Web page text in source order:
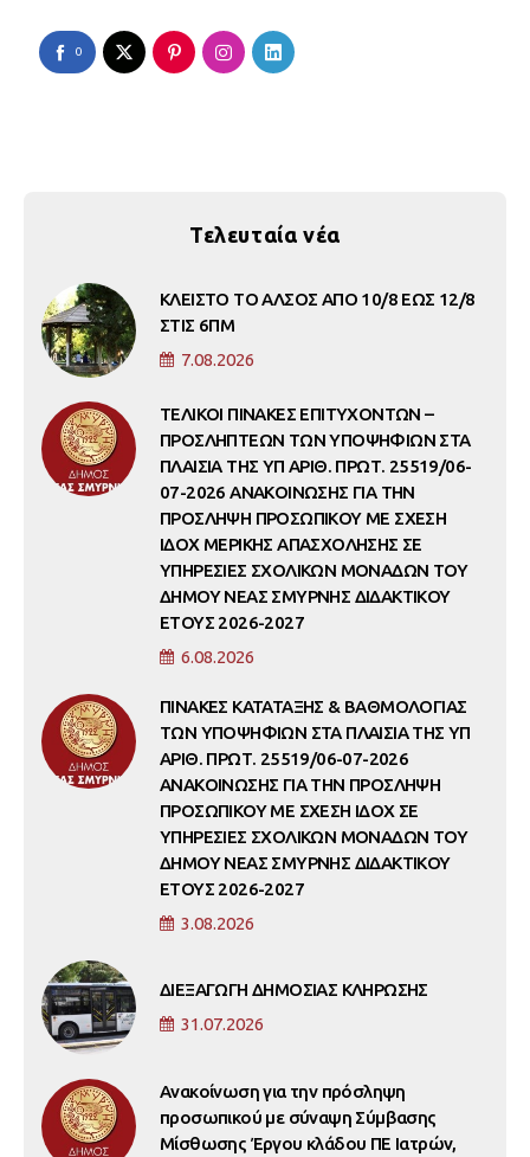
0
Τελευταία νέα
ΚΛΕΙΣΤΟ ΤΟ ΑΛΣΟΣ ΑΠΟ 10/8 ΕΩΣ 12/8
ΣΤΙΣ 6ΠΜ
7.08.2026
ΤΕΛΙΚΟΙ ΠΙΝΑΚΕΣ ΕΠΙΤΥΧΟΝΤΩΝ –
ΠΡΟΣΛΗΠΤΕΩΝ ΤΩΝ ΥΠΟΨΗΦΙΩΝ ΣΤΑ
ΠΛΑΙΣΙΑ ΤΗΣ ΥΠ ΑΡΙΘ. ΠΡΩΤ. 25519/06-
07-2026 ΑΝΑΚΟΙΝΩΣΗΣ ΓΙΑ ΤΗΝ
ΠΡΟΣΛΗΨΗ ΠΡΟΣΩΠΙΚΟΥ ΜΕ ΣΧΕΣΗ
ΙΔΟΧ ΜΕΡΙΚΗΣ ΑΠΑΣΧΟΛΗΣΗΣ ΣΕ
ΥΠΗΡΕΣΙΕΣ ΣΧΟΛΙΚΩΝ ΜΟΝΑΔΩΝ ΤΟΥ
ΔΗΜΟΥ ΝΕΑΣ ΣΜΥΡΝΗΣ ΔΙΔΑΚΤΙΚΟΥ
ΕΤΟΥΣ 2026-2027
6.08.2026
ΠΙΝΑΚΕΣ ΚΑΤΑΤΑΞΗΣ & ΒΑΘΜΟΛΟΓΙΑΣ
ΤΩΝ ΥΠΟΨΗΦΙΩΝ ΣΤΑ ΠΛΑΙΣΙΑ ΤΗΣ ΥΠ
ΑΡΙΘ. ΠΡΩΤ. 25519/06-07-2026
ΑΝΑΚΟΙΝΩΣΗΣ ΓΙΑ ΤΗΝ ΠΡΟΣΛΗΨΗ
ΠΡΟΣΩΠΙΚΟΥ ΜΕ ΣΧΕΣΗ ΙΔΟΧ ΣΕ
ΥΠΗΡΕΣΙΕΣ ΣΧΟΛΙΚΩΝ ΜΟΝΑΔΩΝ ΤΟΥ
ΔΗΜΟΥ ΝΕΑΣ ΣΜΥΡΝΗΣ ΔΙΔΑΚΤΙΚΟΥ
ΕΤΟΥΣ 2026-2027
3.08.2026
ΔΙΕΞΑΓΩΓΗ ΔΗΜΟΣΙΑΣ ΚΛΗΡΩΣΗΣ
31.07.2026
Ανακοίνωση για την πρόσληψη
προσωπικού με σύναψη Σύμβασης
Μίσθωσης Έργου κλάδου ΠΕ Ιατρών,